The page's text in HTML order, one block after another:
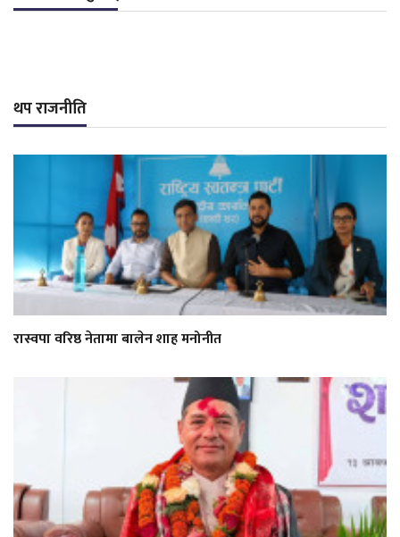
थप राजनीति
रास्वपा वरिष्ठ नेतामा बालेन शाह मनोनीत